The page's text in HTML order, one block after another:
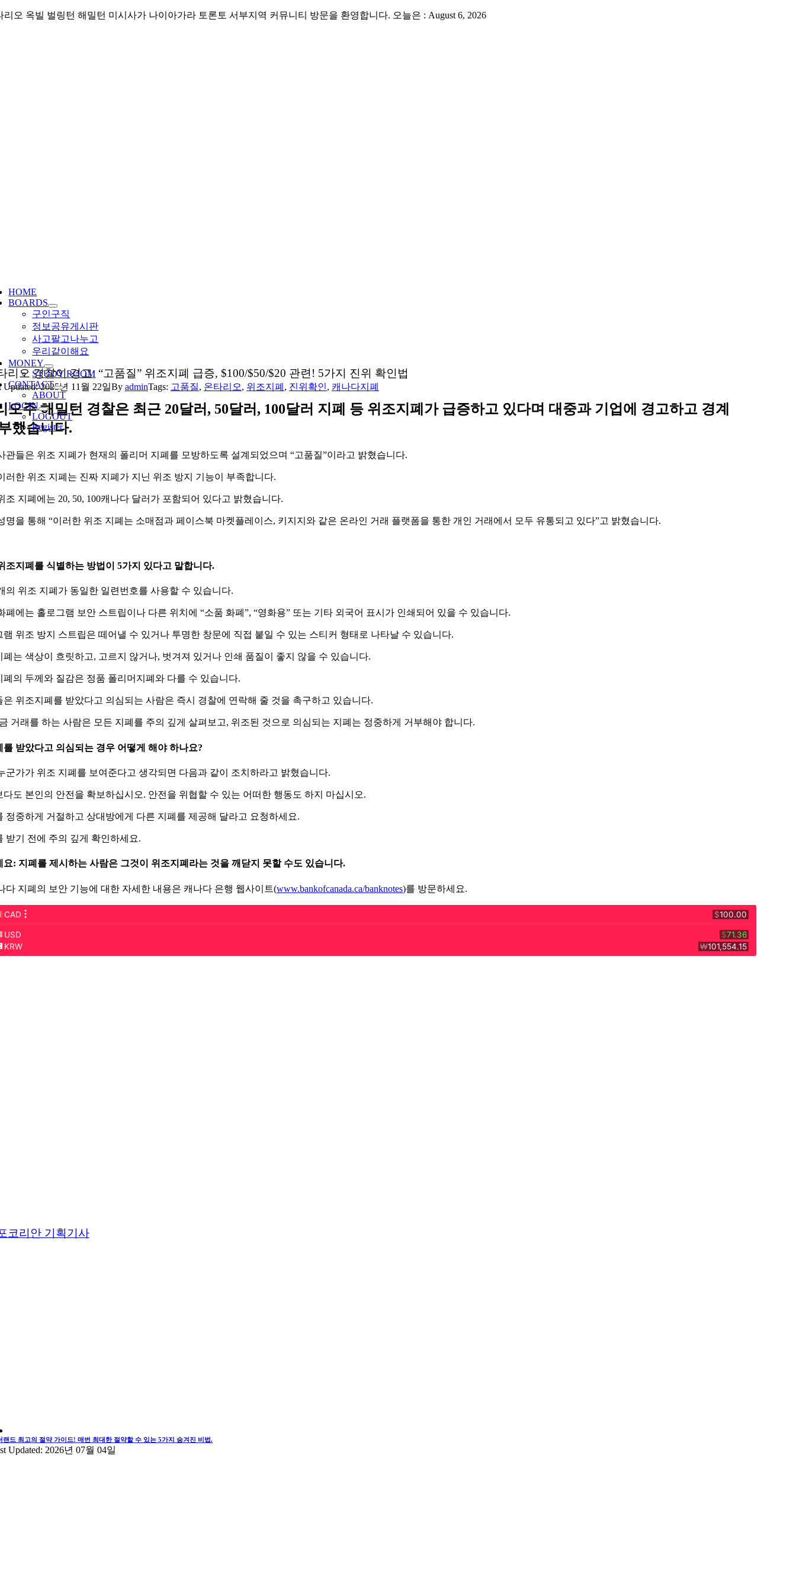
Skip
리오 옥빌 벌링턴 해밀턴 미시사가 나이아가라 토론토 서부지역 커뮤니티 방문을 환영합니다. 오늘은 : August 6, 2026
HOME
BOARDS
구인구직
정보공유게시판
사고팔고나누고
우리같이해요
MONEY
STUDY ROOM
CONTACT
ABOUT
LOGIN
LOGOUT
Register
리오 경찰이 경고: “고품질” 위조지폐 급증, $100/$50/$20 관련! 5가지 진위 확인법
Updated: 2025년 11월 22일By adminTags: 고품질, 온타리오, 위조지폐 , 진위확인, 캐나다지폐
오주 해밀턴 경찰은 최근 20달러, 50달러, 100달러 지폐 등 위조지폐가 급증하고 있다며 대중과 기업에 경고하고 경계
했습니다.
관들은 위조 지폐가 현재의 폴리머 지폐를 모방하도록 설계되었으며 “고품질”이라고 밝혔습니다.
러한 위조 지폐는 진짜 지폐가 지닌 위조 방지 기능이 부족합니다.
조 지폐에는 20, 50, 100캐나다 달러가 포함되어 있다고 밝혔습니다.
명을 통해 “이러한 위조 지폐는 소매점과 페이스북 마켓플레이스, 키지지와 같은 온라인 거래 플랫폼을 통한 개인 거래에서 모두 유통되고 있다”고 밝혔습니다.
조지폐를 식별하는 방법이 5가지 있다고 말합니다.
의 위조 지폐가 동일한 일련번호를 사용할 수 있습니다.
폐에는 홀로그램 보안 스트립이나 다른 위치에 “소품 화폐”, “영화용” 또는 기타 외국어 표시가 인쇄되어 있을 수 있습니다.
램 위조 방지 스트립은 떼어낼 수 있거나 투명한 창문에 직접 붙일 수 있는 스티커 형태로 나타날 수 있습니다.
폐는 색상이 흐릿하고, 고르지 않거나, 벗겨져 있거나 인쇄 품질이 좋지 않을 수 있습니다.
폐의 두께와 질감은 정품 폴리머지폐와 다를 수 있습니다.
은 위조지폐를 받았다고 의심되는 사람은 즉시 경찰에 연락해 줄 것을 촉구하고 있습니다.
거래를 하는 사람은 모든 지폐를 주의 깊게 살펴보고, 위조된 것으로 의심되는 지폐는 정중하게 거부해야 합니다.
를 받았다고 의심되는 경우 어떻게 해야 하나요?
군가가 위조 지폐를 보여준다고 생각되면 다음과 같이 조치하라고 밝혔습니다.
다도 본인의 안전을 확보하십시오. 안전을 위협할 수 있는 어떠한 행동도 하지 마십시오.
정중하게 거절하고 상대방에게 다른 지폐를 제공해 달라고 요청하세요.
받기 전에 주의 깊게 확인하세요.
요: 지폐를 제시하는 사람은 그것이 위조지폐라는 것을 깨닫지 못할 수도 있습니다.
다 지폐의 보안 기능에 대한 자세한 내용은 캐나다 은행 웹사이트(www.bankofcanada.ca/banknotes)를 방문하세요.
코리안 기획기사
랜드 최고의 절약 가이드! 매번 최대한 절약할 수 있는 5가지 숨겨진 비법.
Updated: 2026년 07월 04일